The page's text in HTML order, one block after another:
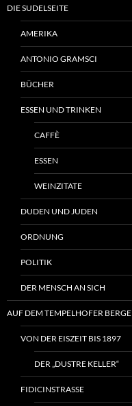
DIE SUDELSEITE
AMERIKA
ANTONIO GRAMSCI
BÜCHER
ESSEN UND TRINKEN
CAFFÈ
ESSEN
WEINZITATE
DUDEN UND JUDEN
ORDNUNG
POLITIK
DER MENSCH AN SICH
AUF DEM TEMPELHOFER BERGE
VON DER EISZEIT BIS 1897
DER „DUSTRE KELLER“
FIDICINSTRASSE